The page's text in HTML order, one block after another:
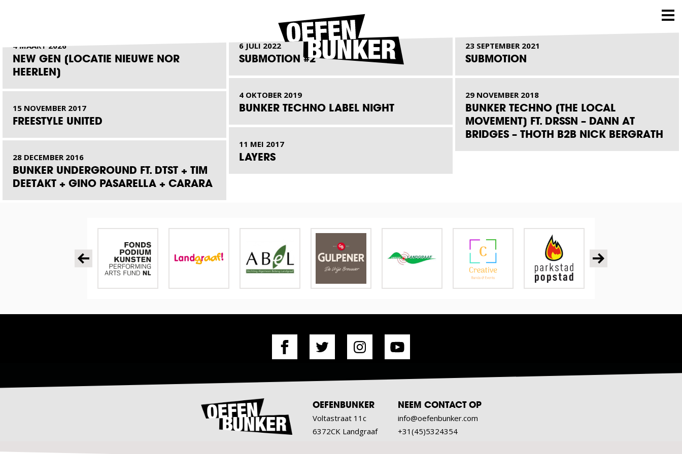
4 MAART 2026
NEW GEN [LOCATIE NIEUWE NOR
HEERLEN]
6 JULI 2022
SUBMOTION #2
23 SEPTEMBER 2021
SUBMOTION
4 OKTOBER 2019
BUNKER TECHNO LABEL NIGHT
29 NOVEMBER 2018
BUNKER TECHNO [THE LOCAL
MOVEMENT] FT. DRSSN – DANN AT
BRIDGES – THOTH B2B NICK BERGRATH
15 NOVEMBER 2017
FREESTYLE UNITED
11 MEI 2017
LAYERS
28 DECEMBER 2016
BUNKER UNDERGROUND FT. DTST + TIM
DEETAKT + GINO PASARELLA + CARARA
OEFENBUNKER
Voltastraat 11c
6372CK Landgraaf
NEEM CONTACT OP
info@oefenbunker.com
+31(45)5324354